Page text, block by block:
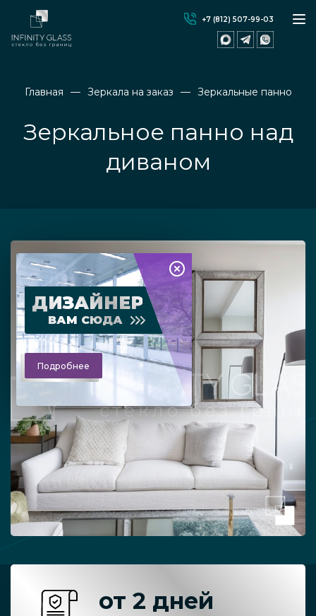
+7 (812) 507-99-03
Главная Зеркала на заказ Зеркальные панно
Зеркальное панно над
диваном
ДИЗАЙНЕР
ВАМ СЮДА
Подробнее
от 2 дней